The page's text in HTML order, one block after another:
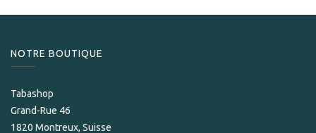
NOTRE BOUTIQUE
Tabashop
Grand-Rue 46
1820 Montreux, Suisse